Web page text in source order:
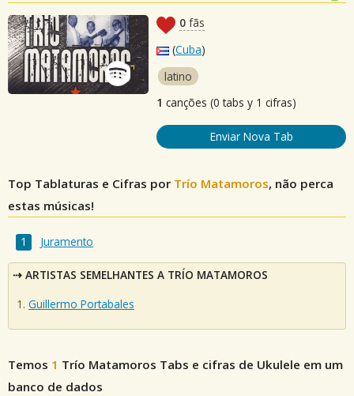
0 fãs
(Cuba)
latino
1 canções (0 tabs y 1 cifras)
Enviar Nova Tab
Top Tablaturas e Cifras por Trío Matamoros, não perca
estas músicas!
Juramento
ARTISTAS SEMELHANTES A TRÍO MATAMOROS
Guillermo Portabales
Temos 1 Trío Matamoros Tabs e cifras de Ukulele em um
banco de dados